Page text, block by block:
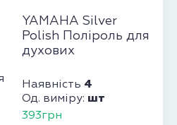
YAMAHA Silver
Polish Поліроль для
духових
Наявність 4
Од. виміру: шт
393грн